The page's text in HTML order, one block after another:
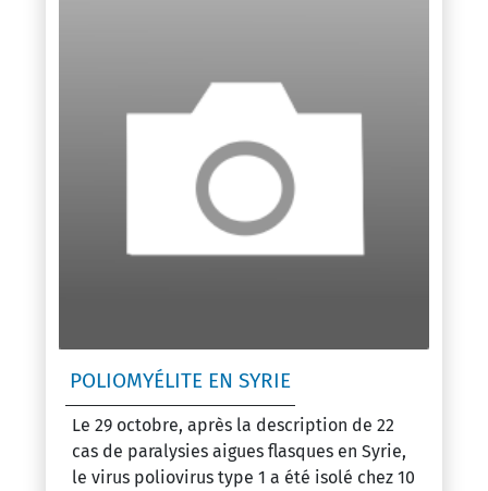
POLIOMYÉLITE EN SYRIE
Le 29 octobre, après la description de 22
cas de paralysies aigues flasques en Syrie,
le virus poliovirus type 1 a été isolé chez 10